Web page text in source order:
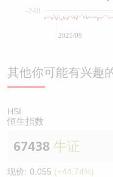
-240
2025/09
其他你可能有兴趣
HSI
恒生指数
67438 牛证
现价: 0.055 (+44.74%)